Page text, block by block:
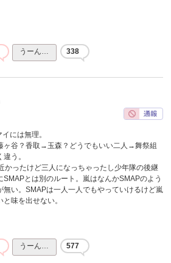
うーん… 338
には無理。
谷？香取→玉森？どうでもいい二人→舞祭組
う。
かったけど三人になっちゃったし少年隊の後継
SMAPとは別のルート。嵐はなんかSMAPのよう
無い。SMAPは一人一人でもやっていけるけど嵐
味を出せない。
うーん… 577